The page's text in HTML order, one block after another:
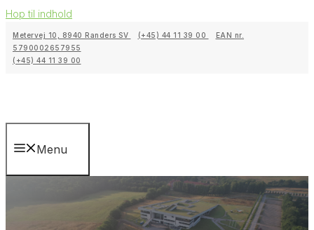
Hop til indhold
Metervej 10, 8940 Randers SV (+45) 44 11 39 00
EAN nr.
5790002657955
(+45) 44 11 39 00
Menu